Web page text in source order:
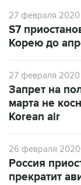
27 февраля 2020
S7
Корею до
27 февраля 2020
Запрет на
марта не
Korean air
26 февраля 2020
Россия
прекратит